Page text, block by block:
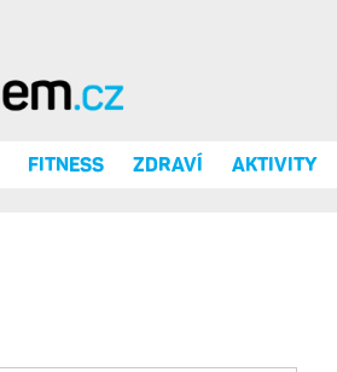
FITNESS ZDRAVÍ AKTIVITY